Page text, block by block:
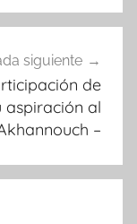
siguiente
de
aspiración al
–